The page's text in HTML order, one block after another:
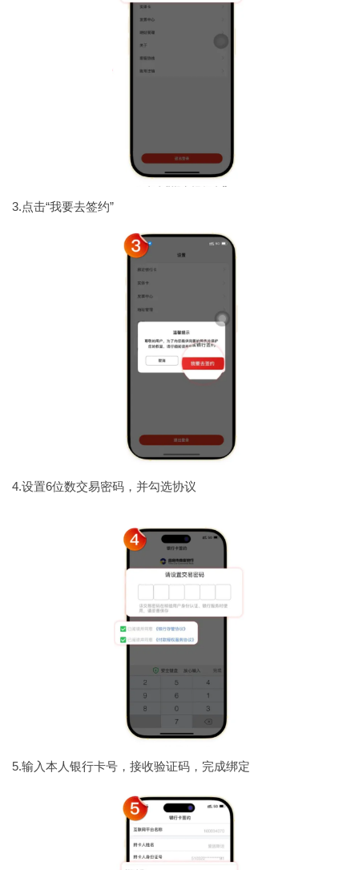
3.点击“我要去签约”
4.设置6位数交易密码，并勾选协议
5.输入本人银行卡号，接收验证码，完成绑定